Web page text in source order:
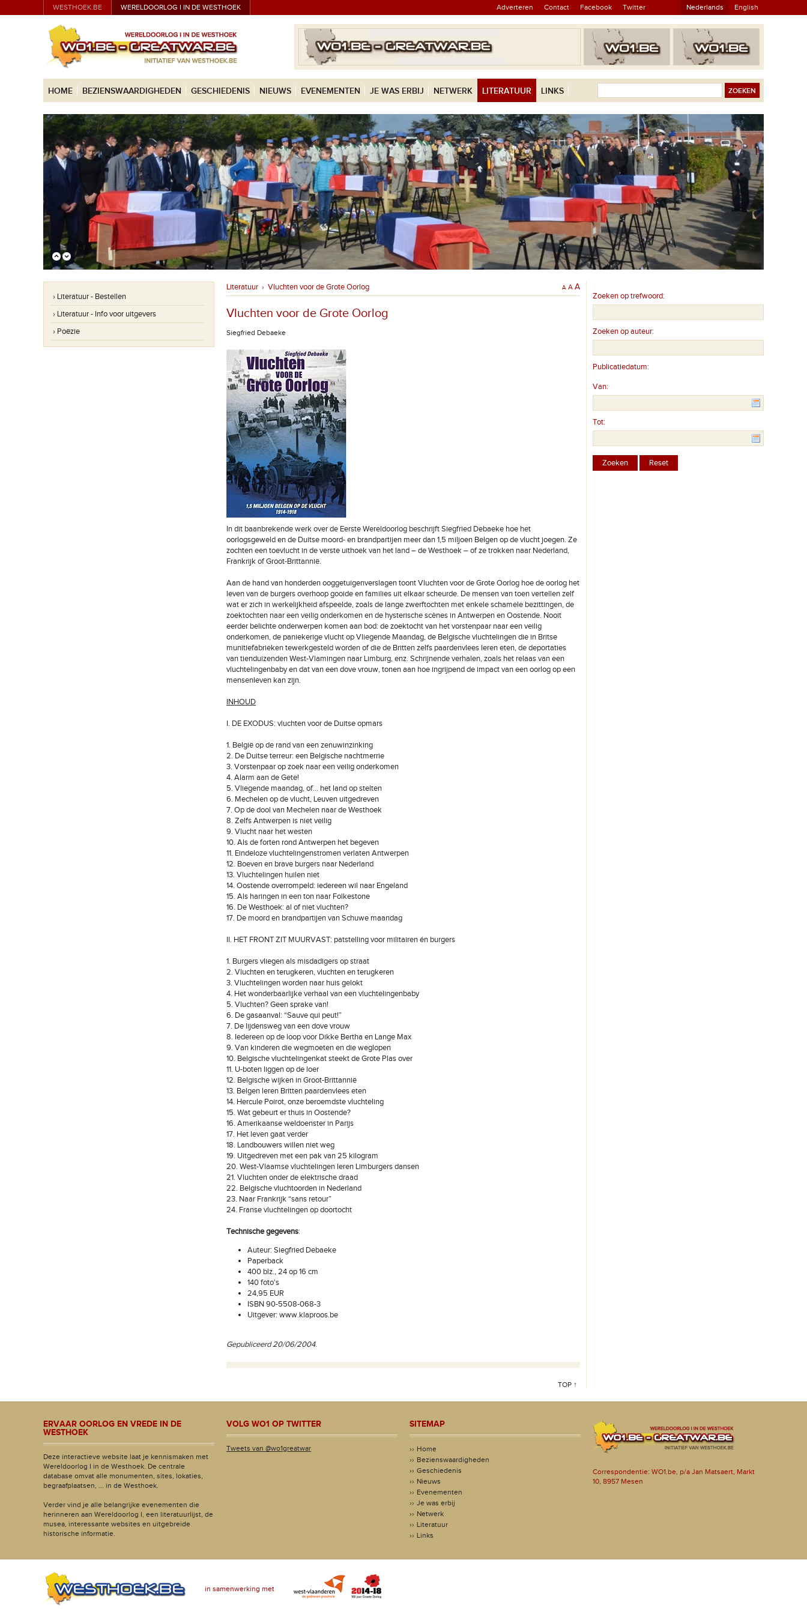
WESTHOEK.BE WERELDOORLOG I IN DE WESTHOEK Adverteren Contact Facebook Twitter Nederlands English
HOME BEZIENSWAARDIGHEDEN GESCHIEDENIS NIEUWS EVENEMENTEN JE WAS ERBIJ NETWERK LITERATUUR LINKS
› Literatuur - Bestellen
› Literatuur - Info voor uitgevers
› Poëzie
Literatuur › Vluchten voor de Grote Oorlog A A A
Vluchten voor de Grote Oorlog
Siegfried Debaeke
In dit baanbrekende werk over de Eerste Wereldoorlog beschrijft Siegfried Debaeke hoe het
oorlogsgeweld en de Duitse moord- en brandpartijen meer dan 1,5 miljoen Belgen op de vlucht joegen. Ze
zochten een toevlucht in de verste uithoek van het land – de Westhoek – of ze trokken naar Nederland,
Frankrijk of Groot-Brittannië.
Aan de hand van honderden ooggetuigenverslagen toont Vluchten voor de Grote Oorlog hoe de oorlog het
leven van de burgers overhoop gooide en families uit elkaar scheurde. De mensen van toen vertellen zelf
wat er zich in werkelijkheid afspeelde, zoals de lange zwerftochten met enkele schamele bezittingen, de
zoektochten naar een veilig onderkomen en de hysterische scènes in Antwerpen en Oostende. Nooit
eerder belichte onderwerpen komen aan bod: de zoektocht van het vorstenpaar naar een veilig
onderkomen, de paniekerige vlucht op Vliegende Maandag, de Belgische vluchtelingen die in Britse
munitiefabrieken tewerkgesteld worden of die de Britten zelfs paardenvlees leren eten, de deportaties
van tienduizenden West-Vlamingen naar Limburg, enz. Schrijnende verhalen, zoals het relaas van een
vluchtelingenbaby en dat van een dove vrouw, tonen aan hoe ingrijpend de impact van een oorlog op een
mensenleven kan zijn.
INHOUD
I. DE EXODUS: vluchten voor de Duitse opmars
1. België op de rand van een zenuwinzinking
2. De Duitse terreur: een Belgische nachtmerrie
3. Vorstenpaar op zoek naar een veilig onderkomen
4. Alarm aan de Gete!
5. Vliegende maandag, of… het land op stelten
6. Mechelen op de vlucht, Leuven uitgedreven
7. Op de dool van Mechelen naar de Westhoek
8. Zelfs Antwerpen is niet veilig
9. Vlucht naar het westen
10. Als de forten rond Antwerpen het begeven
11. Eindeloze vluchtelingenstromen verlaten Antwerpen
12. Boeven en brave burgers naar Nederland
13. Vluchtelingen huilen niet
14. Oostende overrompeld: iedereen wil naar Engeland
15. Als haringen in een ton naar Folkestone
16. De Westhoek: al of niet vluchten?
17. De moord en brandpartijen van Schuwe maandag
II. HET FRONT ZIT MUURVAST: patstelling voor militairen én burgers
1. Burgers vliegen als misdadigers op straat
2. Vluchten en terugkeren, vluchten en terugkeren
3. Vluchtelingen worden naar huis gelokt
4. Het wonderbaarlijke verhaal van een vluchtelingenbaby
5. Vluchten? Geen sprake van!
6. De gasaanval: “Sauve qui peut!”
7. De lijdensweg van een dove vrouw
8. Iedereen op de loop voor Dikke Bertha en Lange Max
9. Van kinderen die wegmoeten en die weglopen
10. Belgische vluchtelingenkat steekt de Grote Plas over
11. U-boten liggen op de loer
12. Belgische wijken in Groot-Brittannië
13. Belgen leren Britten paardenvlees eten
14. Hercule Poirot, onze beroemdste vluchteling
15. Wat gebeurt er thuis in Oostende?
16. Amerikaanse weldoenster in Parijs
17. Het leven gaat verder
18. Landbouwers willen niet weg
19. Uitgedreven met een pak van 25 kilogram
20. West-Vlaamse vluchtelingen leren Limburgers dansen
21. Vluchten onder de elektrische draad
22. Belgische vluchtoorden in Nederland
23. Naar Frankrijk “sans retour”
24. Franse vluchtelingen op doortocht
Technische gegevens:
Auteur: Siegfried Debaeke
Paperback
400 blz., 24 op 16 cm
140 foto's
24,95 EUR
ISBN 90-5508-068-3
Uitgever: www.klaproos.be
Gepubliceerd 20/06/2004.
TOP ↑
Zoeken op trefwoord:
Zoeken op auteur:
Publicatiedatum:
Van:
Tot:
ERVAAR OORLOG EN VREDE IN DE
WESTHOEK
Deze interactieve website laat je kennismaken met
Wereldoorlog I in de Westhoek. De centrale
database omvat alle monumenten, sites, lokaties,
begraafplaatsen, ... in de Westhoek.
Verder vind je alle belangrijke evenementen die
herinneren aan Wereldoorlog I, een literatuurlijst, de
musea, interessante websites en uitgebreide
historische informatie.
VOLG WO1 OP TWITTER
Tweets van @wo1greatwar
SITEMAP
Home
Bezienswaardigheden
Geschiedenis
Nieuws
Evenementen
Je was erbij
Netwerk
Literatuur
Links
Correspondentie: WO1.be, p/a Jan Matsaert, Markt
10, 8957 Mesen
in samenwerking met